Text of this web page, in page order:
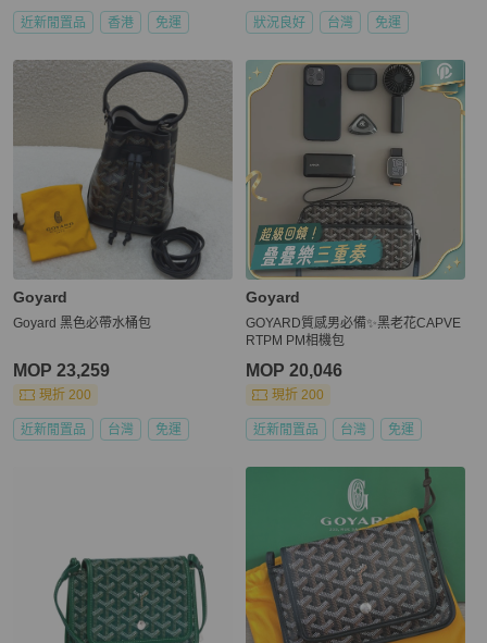
近新閒置品 香港 免運 狀況良好 台灣 免運
Goyard
Goyard 黑色必帶水桶包
MOP 23,259
現折 200
近新閒置品 台灣 免運
Goyard
GOYARD質感男必備✨黑老花CAPVE
RTPM PM相機包
MOP 20,046
現折 200
近新閒置品 台灣 免運